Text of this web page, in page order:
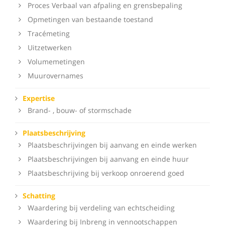
Proces Verbaal van afpaling en grensbepaling
Opmetingen van bestaande toestand
Tracémeting
Uitzetwerken
Volumemetingen
Muurovernames
Expertise
Brand- , bouw- of stormschade
Plaatsbeschrijving
Plaatsbeschrijvingen bij aanvang en einde werken
Plaatsbeschrijvingen bij aanvang en einde huur
Plaatsbeschrijving bij verkoop onroerend goed
Schatting
Waardering bij verdeling van echtscheiding
Waardering bij Inbreng in vennootschappen